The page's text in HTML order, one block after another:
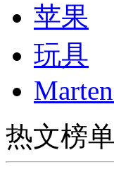
苹果
玩具
热文榜单